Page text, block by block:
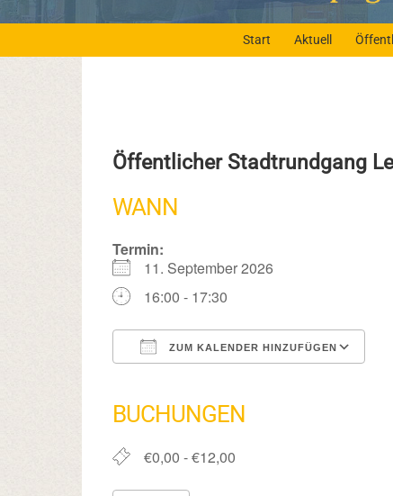
Start Aktuell
Öffentlicher Stadtrundgang
WANN
Termin:
11. September 2026
16:00 - 17:30
ZUM KALENDER HINZUFÜGEN
BUCHUNGEN
€0,00 - €12,00